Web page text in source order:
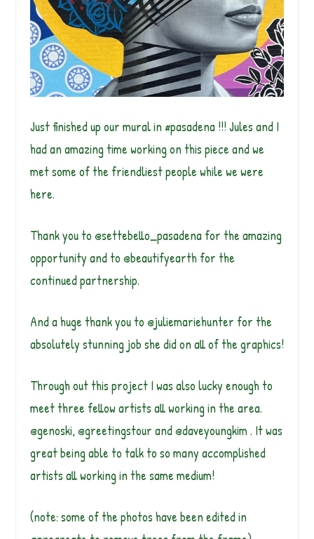
Just finished up our mural in #pasadena !!! Jules and I
had an amazing time working on this piece and we
met some of the friendliest people while we were
here.
Thank you to @settebello_pasadena for the amazing
opportunity and to @beautifyearth for the
continued partnership.
And a huge thank you to @juliemariehunter for the
absolutely stunning job she did on all of the graphics!
Through out this project I was also lucky enough to
meet three fellow artists all working in the area.
@genoski, @greetingstour and @daveyoungkim . It was
great being able to talk to so many accomplished
artists all working in the same medium!
(note: some of the photos have been edited in